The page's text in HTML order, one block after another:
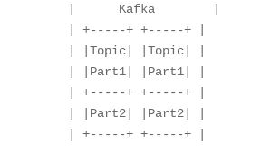
|      Kafka        |
| +-----+ +-----+ |
| |Topic| |Topic| |
| |Part1| |Part1| |
| +-----+ +-----+ |
| |Part2| |Part2| |
| +-----+ +-----+ |